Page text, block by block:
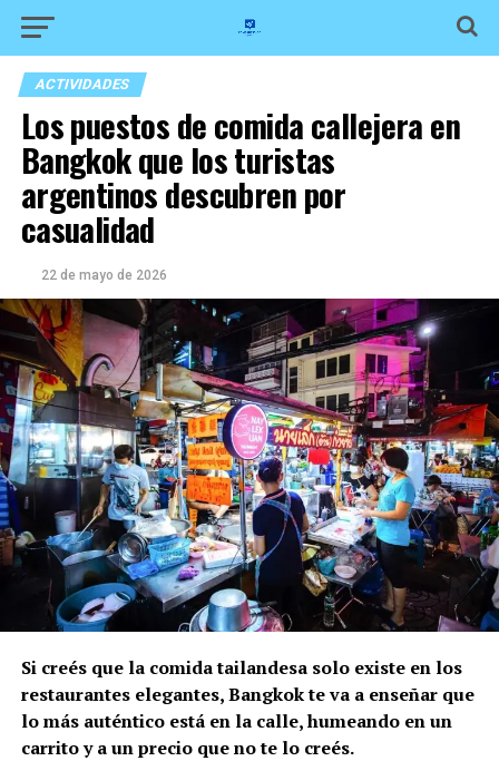
ACTIVIDADES
Los puestos de comida callejera en
Bangkok que los turistas
argentinos descubren por
casualidad
22 de mayo de 2026
Si creés que la comida tailandesa solo existe en los
restaurantes elegantes, Bangkok te va a enseñar que
lo más auténtico está en la calle, humeando en un
carrito y a un precio que no te lo creés.